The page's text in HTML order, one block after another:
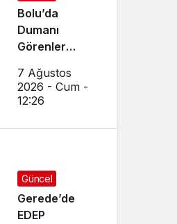
Bolu’da
Dumanı
Görenler
Ekipler
Seferber Oldu
7 Ağustos
2026 - Cum -
12:26
Güncel
Gerede’de
EDEP